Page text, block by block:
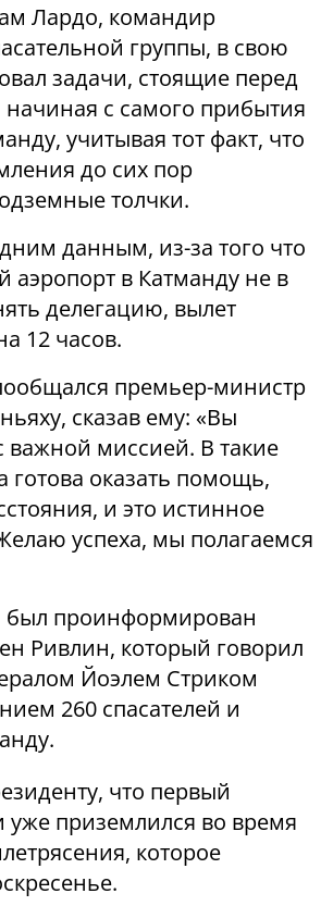
Лардо, командир
группы, в свою
задачи, стоящие перед
с самого прибытия
учитывая тот факт, что
до сих пор
толчки.
данным, из-за того что
в Катманду не в
делегацию, вылет
12 часов.
премьер-министр
сказав ему: «Вы
важной миссией. В такие
готова оказать помощь,
и это истинное
успеха, мы полагаемся
был проинформирован
Ривлин, который говорил
Йоэлем Стриком
260 спасателей и
что первый
уже приземлился во время
которое